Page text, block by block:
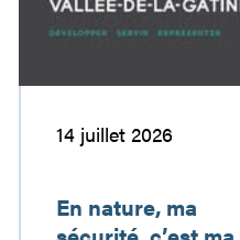
sécurité,
c’est
responsabilité
14 juillet 2026
En nature, ma